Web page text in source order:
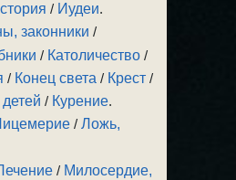
/ Иудеи.
законники /
/ Католичество /
/ Конец света / Крест /
/ Курение.
/Ложь,
/ Милосердие,